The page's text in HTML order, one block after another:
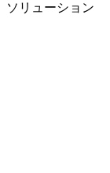
ソリューション